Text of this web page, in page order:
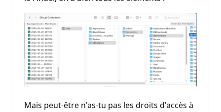
Mais peut-être n'as-tu pas les droits d'accès à